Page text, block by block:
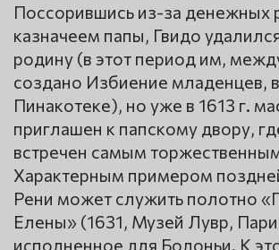
Поссорившись из-за денежных
казначеем папы, Гвидо
родину (в этот период им,
создано Избиение младенцев, в
Пинакотеке), но уже в 1613 г.
приглашен к папскому двору,
встречен самым
Характерным примером
Рени может служить полотно
Елены» (1631, Музей Лувр,
исполненное для Болоньи. К